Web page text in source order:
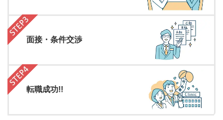
面接・条件交渉
転職成功!!